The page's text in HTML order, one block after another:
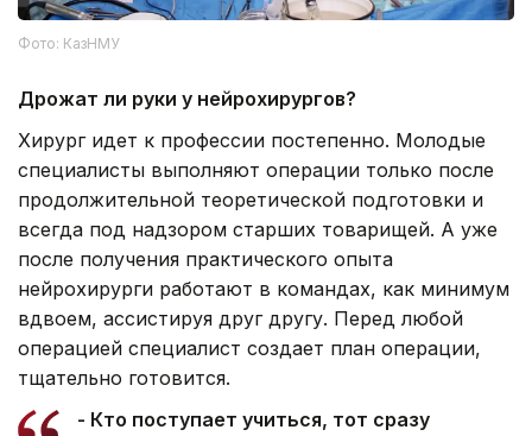
Фото: КазНМУ
Дрожат ли руки у нейрохирургов?
Хирург идет к профессии постепенно. Молодые
специалисты выполняют операции только после
продолжительной теоретической подготовки и
всегда под надзором старших товарищей. А уже
после получения практического опыта
нейрохирурги работают в командах, как минимум
вдвоем, ассистируя друг другу. Перед любой
операцией специалист создает план операции,
тщательно готовится.
- Кто поступает учиться, тот сразу